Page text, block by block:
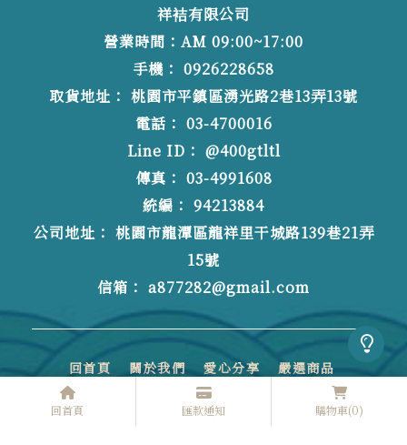
回首頁 匯款通知 購物車(0)
祥袺有限公司
營業時間：AM 09:00~17:00
@400gtltl
03-4700016
0926228658
03-4991608
94213884
a877282@gmail.com
桃園市龍潭區龍祥里干城路139巷21弄
15號
桃園市平鎮區湧光路2巷13弄13號
回首頁 關於我們 愛心分享
嚴選商品
聯絡我們
水餃 冷凍水餃團購 桃園水餃